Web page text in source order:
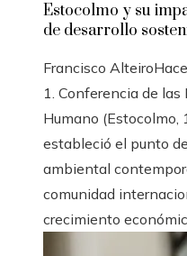
Estocolmo y su
de desarrollo
Francisco Alteiro
1. Conferencia de
Humano (Estocolmo,
estableció el punto
ambiental
comunidad
crecimiento